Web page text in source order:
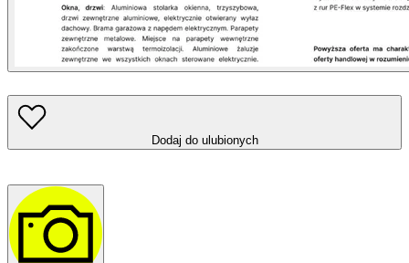
Dodaj do ulubionych